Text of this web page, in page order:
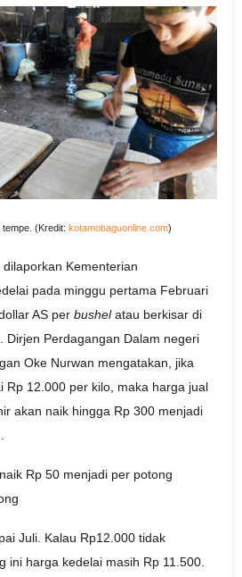
tempe. (Kredit: kotamobaguonline.com)
Kementerian
pada minggu pertama Februari
AS per bushelatau berkisar di
Dirjen Perdagangan Dalam negeri
Oke Nurwan mengatakan, jika
Rp 12.000 per kilo, maka harga jual
akan naik hingga Rp 300 menjadi
Rp 50 menjadi per potong
Juli. Kalau Rp12.000 tidak
ini harga kedelai masih Rp 11.500.